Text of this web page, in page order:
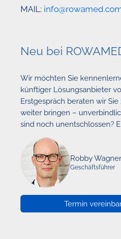
MAIL:
Neu bei
Wir möchten Sie
künftiger Lösungsanbieter
Erstgespräch beraten wir
weiter bringen –
sind noch unentschlossen?
Robby Wagner
Geschäftsführer
Termin